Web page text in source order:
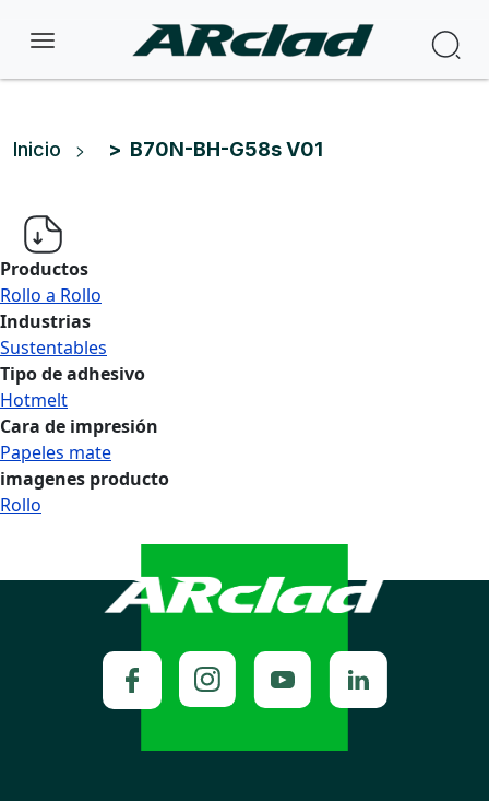
Ruta de navegación
Inicio B70N-BH-G58s V01
Productos
Rollo a Rollo
Industrias
Sustentables
Tipo de adhesivo
Hotmelt
Cara de impresión
Papeles mate
imagenes producto
Rollo